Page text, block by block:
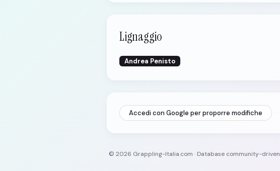
Lignaggio
Andrea Penisto
Accedi con Google per proporre modifiche
© 2026 Grappling-Italia.com · Database community-driven